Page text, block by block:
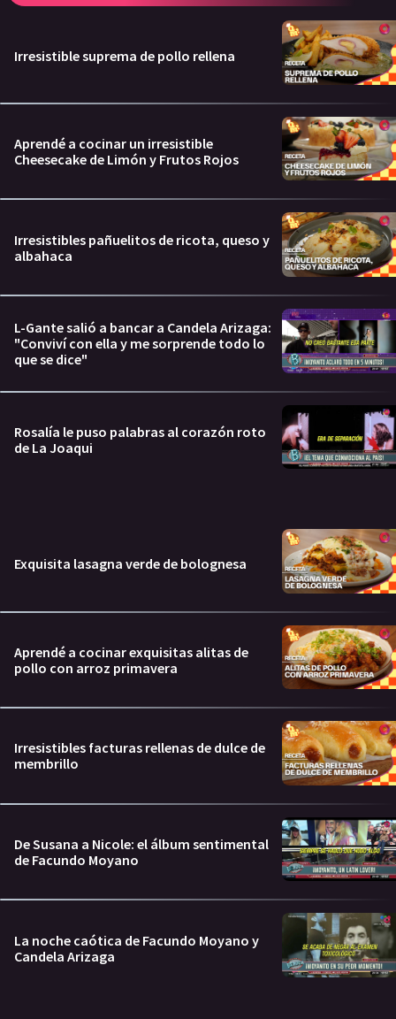
Irresistible suprema de pollo rellena
Aprendé a cocinar un irresistible
Cheesecake de Limón y Frutos Rojos
Irresistibles pañuelitos de ricota, queso y
albahaca
L-Gante salió a bancar a Candela Arizaga:
"Conviví con ella y me sorprende todo lo
que se dice"
Rosalía le puso palabras al corazón roto
de La Joaqui
Exquisita lasagna verde de bolognesa
Aprendé a cocinar exquisitas alitas de
pollo con arroz primavera
Irresistibles facturas rellenas de dulce de
membrillo
De Susana a Nicole: el álbum sentimental
de Facundo Moyano
La noche caótica de Facundo Moyano y
Candela Arizaga